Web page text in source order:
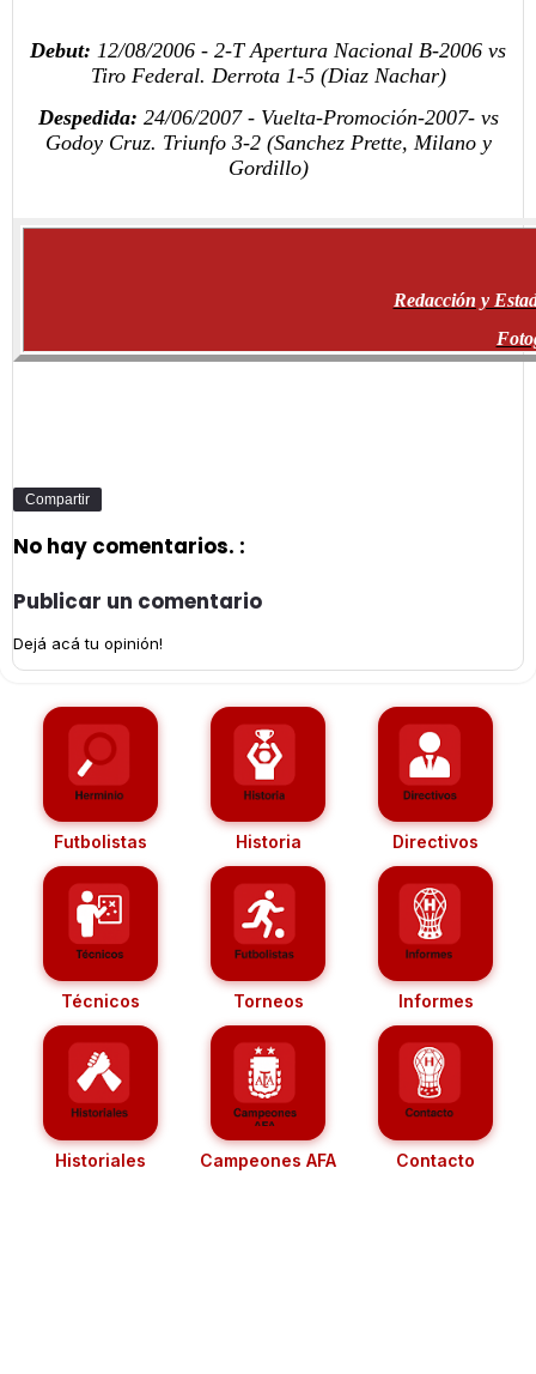
Debut: 12/08/2006 - 2-T Apertura Nacional B-2006 vs
Tiro Federal. Derrota 1-5 (Diaz Nachar)
Despedida: 24/06/2007 - Vuelta-Promoción-2007- vs
Godoy Cruz. Triunfo 3-2 (Sanchez Prette, Milano y
Gordillo)
Redacción y
Compartir
No hay comentarios. :
Publicar un comentario
Dejá acá tu opinión!
Futbolistas Historia Directivos
Técnicos Torneos Informes
Historiales Campeones AFA Contacto